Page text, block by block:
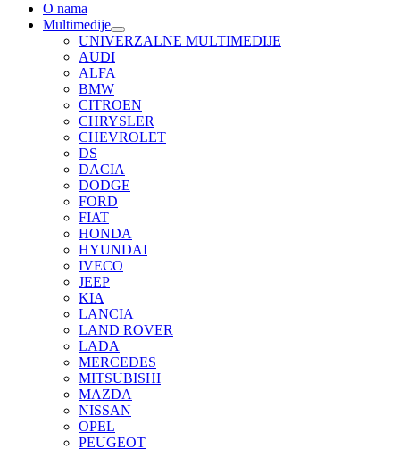
O nama
Multimedije
UNIVERZALNE MULTIMEDIJE
AUDI
ALFA
BMW
CITROEN
CHRYSLER
CHEVROLET
DS
DACIA
DODGE
FORD
FIAT
HONDA
HYUNDAI
IVECO
JEEP
KIA
LANCIA
LAND ROVER
LADA
MERCEDES
MITSUBISHI
MAZDA
NISSAN
OPEL
PEUGEOT